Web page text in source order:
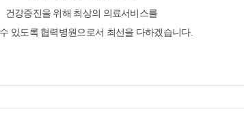
건강증진을 위해 최상의 의료서비스를
있도록 협력병원으로서 최선을 다하겠습니다.